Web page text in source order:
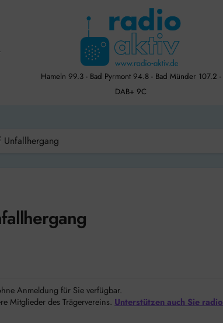
Hameln 99.3 - Bad Pyrmont 94.8 - Bad Münder 107.2 -
DAB+ 9C
Unfallhergang
Anmeldung für Sie verfügbar.
Mitglieder des Trägervereins. Unterstützen auch Sie radio